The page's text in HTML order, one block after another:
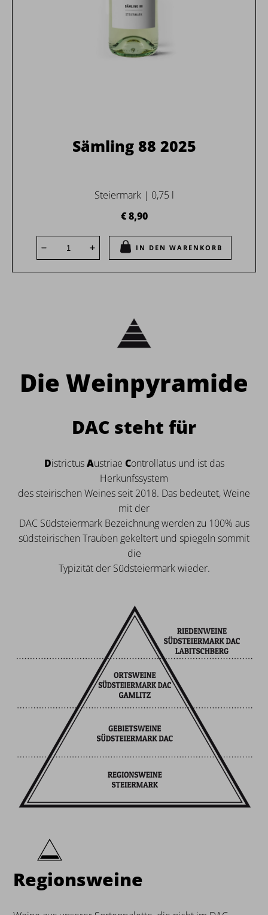
Sämling 88 2025
Steiermark | 0,75 l
€ 8,90
IN DEN WARENKORB
Die Weinpyramide
DAC steht für
DistrictusAustriae Controllatus und ist das
Herkunfssystem
des steirischen Weines seit 2018. Das bedeutet, Weine
mit der
DAC Südsteiermark Bezeichnung werden zu 100% aus
südsteirischen Trauben gekeltert und spiegeln sommit
die
Typizität der Südsteiermark wieder.
Regionsweine